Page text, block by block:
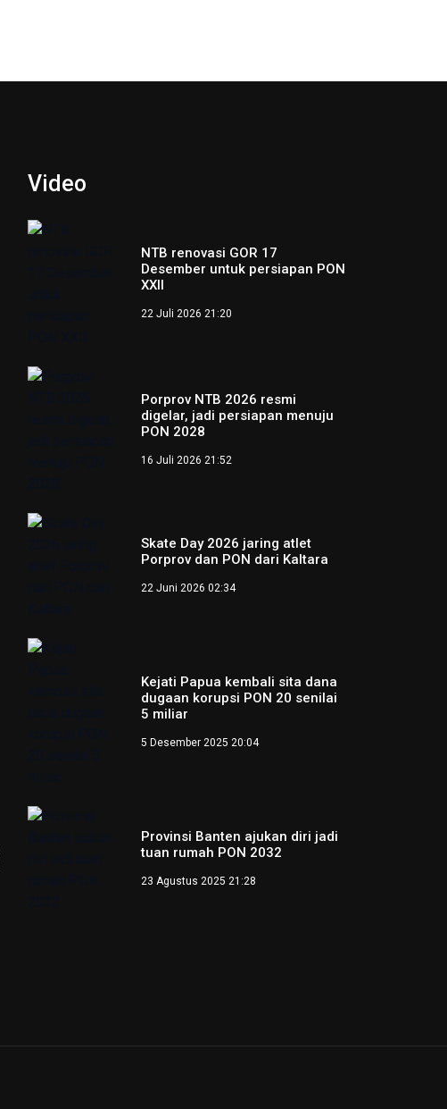
Video
NTB renovasi GOR 17
Desember untuk persiapan PON
XXII
22 Juli 2026 21:20
Porprov NTB 2026 resmi
digelar, jadi persiapan menuju
PON 2028
16 Juli 2026 21:52
Skate Day 2026 jaring atlet
Porprov dan PON dari Kaltara
22 Juni 2026 02:34
Kejati Papua kembali sita dana
dugaan korupsi PON 20 senilai
5 miliar
5 Desember 2025 20:04
Provinsi Banten ajukan diri jadi
tuan rumah PON 2032
23 Agustus 2025 21:28